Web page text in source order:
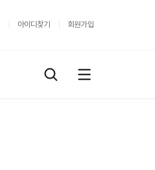
아이디찾기 회원가입